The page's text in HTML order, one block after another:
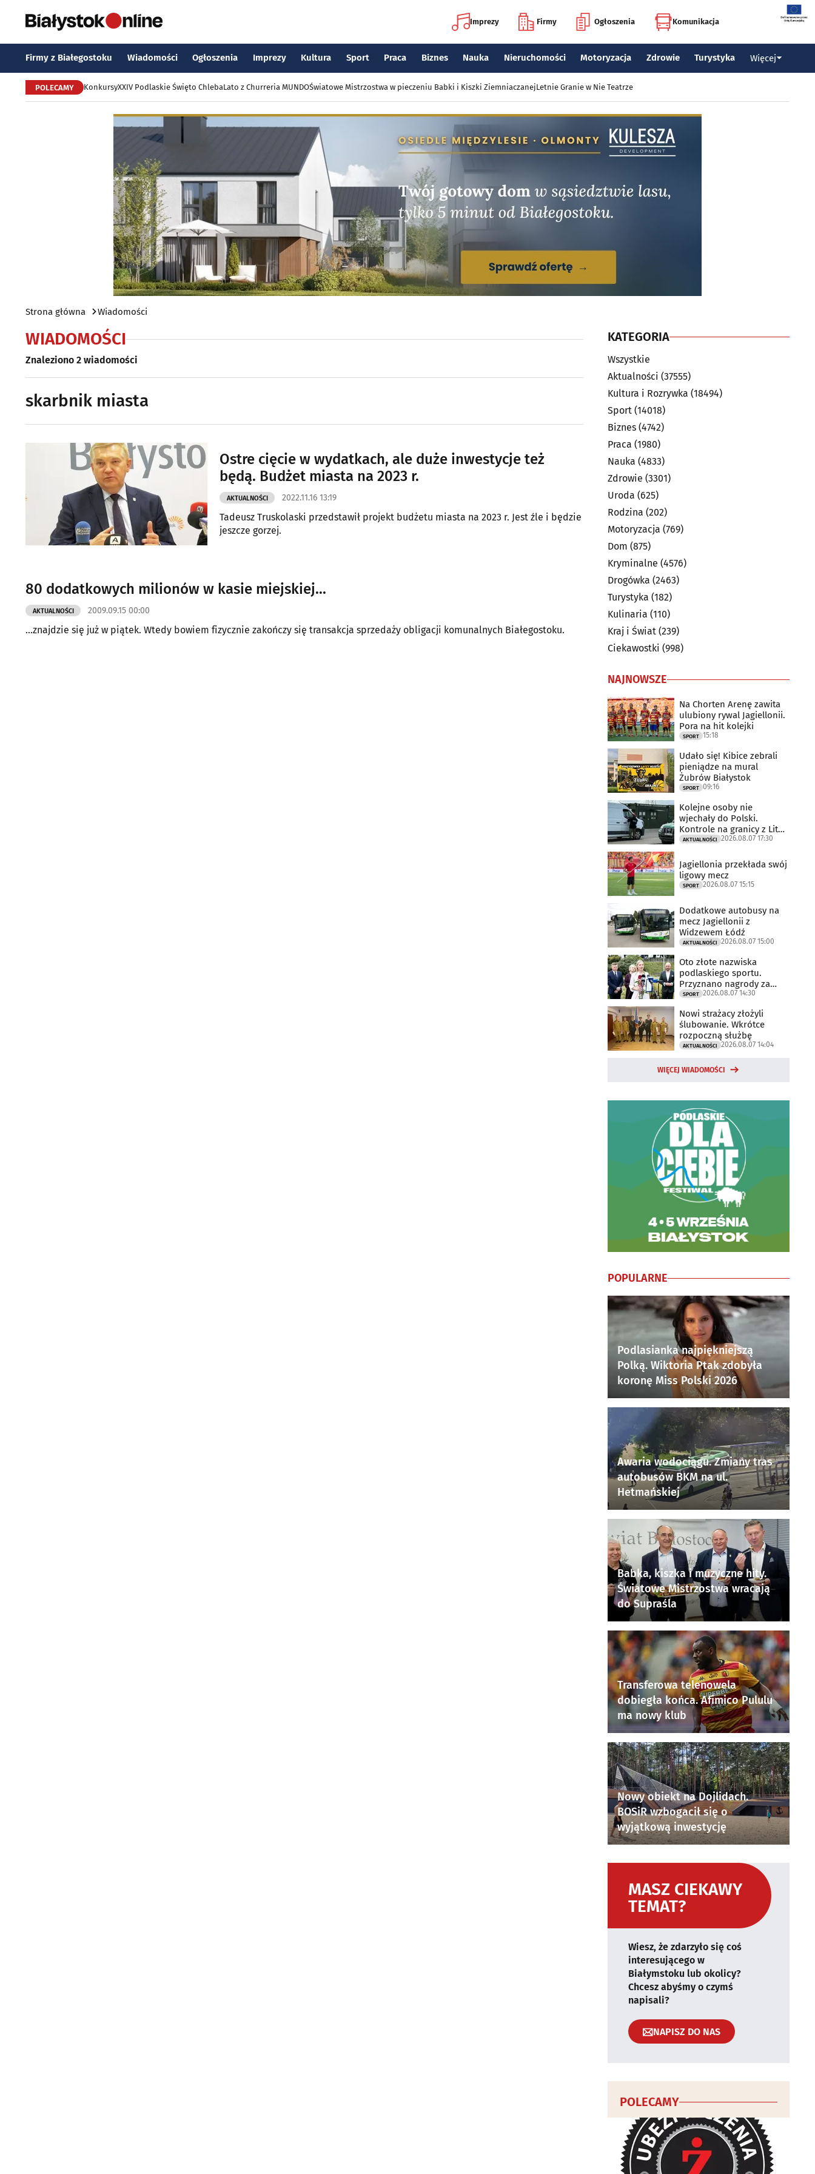
Imprezy Firmy Ogłoszenia Komunikacja
Firmy z Białegostoku Wiadomości Ogłoszenia Imprezy Kultura Sport Praca Biznes Nauka Nieruchomości Motoryzacja Zdrowie Turystyka Więcej
POLECAMY KonkursyXXIV Podlaskie Święto ChlebaLato z Churreria MUNDOŚwiatowe Mistrzostwa w pieczeniu Babki i Kiszki ZiemniaczanejLetnie Granie w Nie Teatrze
Strona główna Wiadomości
WIADOMOŚCI
Znaleziono 2 wiadomości
skarbnik miasta
Ostre cięcie w wydatkach, ale duże inwestycje też
będą. Budżet miasta na 2023 r.
AKTUALNOŚCI 2022.11.16 13:19
Tadeusz Truskolaski przedstawił projekt budżetu miasta na 2023 r. Jest źle i będzie
jeszcze gorzej.
80 dodatkowych milionów w kasie miejskiej...
AKTUALNOŚCI 2009.09.15 00:00
...znajdzie się już w piątek. Wtedy bowiem fizycznie zakończy się transakcja sprzedaży obligacji komunalnych Białegostoku.
KATEGORIA
Wszystkie
Aktualności (37555)
Kultura i Rozrywka (18494)
Sport (14018)
Biznes (4742)
Praca (1980)
Nauka (4833)
Zdrowie (3301)
Uroda (625)
Rodzina (202)
Motoryzacja (769)
Dom (875)
Kryminalne (4576)
Drogówka (2463)
Turystyka (182)
Kulinaria (110)
Kraj i Świat (239)
Ciekawostki (998)
NAJNOWSZE
Na Chorten Arenę zawita
ulubiony rywal Jagiellonii.
Pora na hit kolejki
SPORT 15:18
Udało się! Kibice zebrali
pieniądze na mural
Żubrów Białystok
SPORT 09:16
Kolejne osoby nie
wjechały do Polski.
Kontrole na granicy z Litwą
trwają
AKTUALNOŚCI 2026.08.07 17:30
Jagiellonia przekłada swój
ligowy mecz
SPORT 2026.08.07 15:15
Dodatkowe autobusy na
mecz Jagiellonii z
Widzewem Łódź
AKTUALNOŚCI 2026.08.07 15:00
Oto złote nazwiska
podlaskiego sportu.
Przyznano nagrody za
2025 rok
SPORT 2026.08.07 14:30
Nowi strażacy złożyli
ślubowanie. Wkrótce
rozpoczną służbę
AKTUALNOŚCI 2026.08.07 14:04
WIĘCEJ WIADOMOŚCI
POPULARNE
Podlasianka najpiękniejszą
Polką. Wiktoria Ptak zdobyła
koronę Miss Polski 2026
Awaria wodociągu. Zmiany tras
autobusów BKM na ul.
Hetmańskiej
Babka, kiszka i muzyczne hity.
Światowe Mistrzostwa wracają
do Supraśla
Transferowa telenowela
dobiegła końca. Afimico Pululu
ma nowy klub
Nowy obiekt na Dojlidach.
BOSiR wzbogacił się o
wyjątkową inwestycję
MASZ CIEKAWY
TEMAT?
Wiesz, że zdarzyło się coś
interesującego w
Białymstoku lub okolicy?
Chcesz abyśmy o czymś
napisali?
NAPISZ DO NAS
POLECAMY